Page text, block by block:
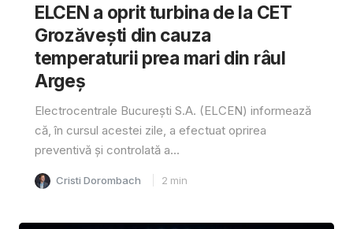
ELCEN a oprit turbina de la CET
Grozăvești din cauza
temperaturii prea mari din râul
Argeș
Electrocentrale București S.A. (ELCEN) informează
că, în cursul acestei zile, a efectuat oprirea
preventivă și controlată a...
Cristi Dorombach 2 min